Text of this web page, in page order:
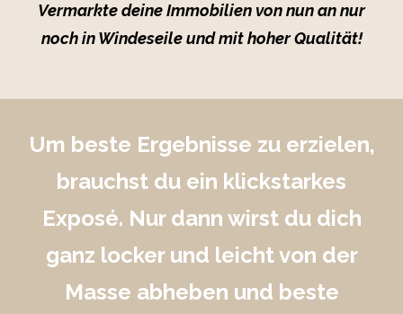
Vermarkte deine Immobilien von nun an nur
noch in Windeseile und mit hoher Qualität!
Um beste Ergebnisse zu erzielen,
brauchst du ein klickstarkes
Exposé. Nur dann wirst du dich
ganz locker und leicht von der
Masse abheben und beste